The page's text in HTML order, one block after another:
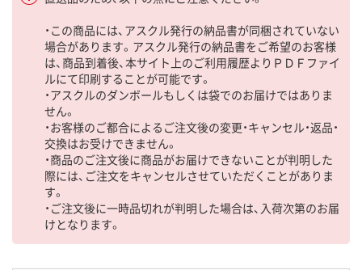
・この商品には、アスクル発行の納品書が同梱されていない
場合があります。アスクル発行の納品書をご希望のお客様
は、商品到着後、本サイト上のご利用履歴よりＰＤＦファイ
ルにて印刷することが可能です。
・アスクルのダンボールもしくは袋でのお届けではありま
せん。
・お客様のご都合によるご注文後の変更・キャンセル・返品・
交換はお受けできません。
・商品のご注文後に商品がお届けできないことが判明した
際には、ご注文をキャンセルさせていただくことがありま
す。
・ご注文後に一時品切れが判明した場合は、入荷次第のお届
けとなります。